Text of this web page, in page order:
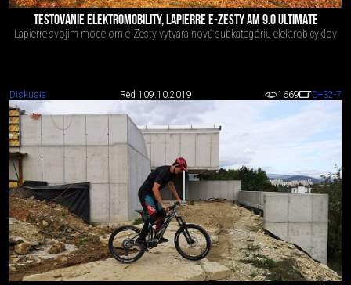
TESTOVANIE ELEKTROMOBILITY, LAPIERRE E-ZESTY AM 9.0 ULTIMATE
Lapierre svojim modelom e-Zesty vytvára novú subkategóriu elektrobicyklov
Diskusia Red 1 09.10.2019 1669 0+32-7